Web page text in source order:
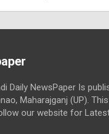
Daily NewsPaper Is
Maharajganj (UP).
our website for